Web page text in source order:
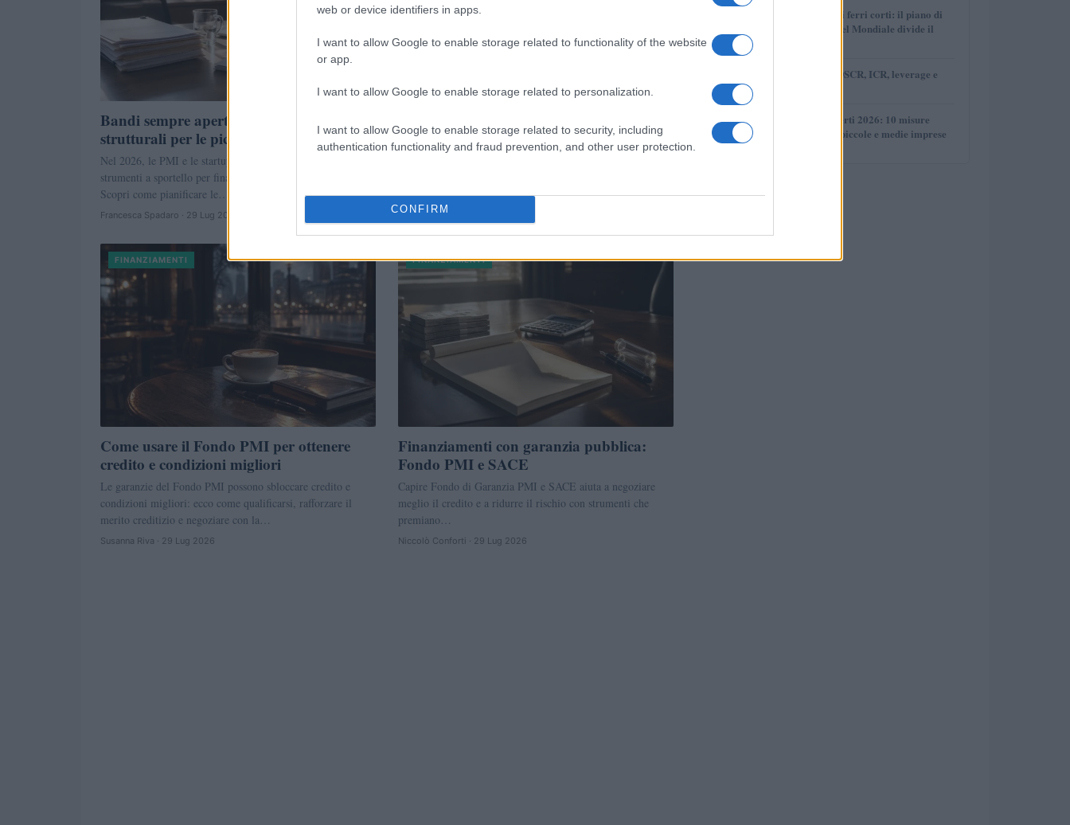
web or device identifiers in apps.
I want to allow Google to enable storage related to functionality of the website
or app.
I want to allow Google to enable storage related to personalization.
I want to allow Google to enable storage related to security, including
authentication functionality and fraud prevention, and other user protection.
CONFIRM
Bandi sempre aperti 2026: 10 misure
strutturali per le piccole e medie imprese
Nel 2026, le PMI e le startup possono accedere a 10
strumenti a sportello per finanziamenti e agevolazioni.
Scopri come pianificare le…
Francesca Spadaro · 29 Lug 2026
finanziamenti e ai requisiti
indicazioni pratiche su documenti, garanzie e…
Susanna Riva · 29 Lug 2026
FINANZIAMENTI
Come usare il Fondo PMI per ottenere
credito e condizioni migliori
Le garanzie del Fondo PMI possono sbloccare credito e
condizioni migliori: ecco come qualificarsi, rafforzare il
merito creditizio e negoziare con la…
Susanna Riva · 29 Lug 2026
FINANZIAMENTI
Finanziamenti con garanzia pubblica:
Fondo PMI e SACE
Capire Fondo di Garanzia PMI e SACE aiuta a negoziare
meglio il credito e a ridurre il rischio con strumenti che
premiano…
Niccolò Conforti · 29 Lug 2026
Fifa e Concacaf ai ferri corti: il piano di
privatizzazione del Mondiale divide il
4
Guida pratica a DSCR, ICR, leverage e
5
Bandi sempre aperti 2026: 10 misure
strutturali per le piccole e medie imprese